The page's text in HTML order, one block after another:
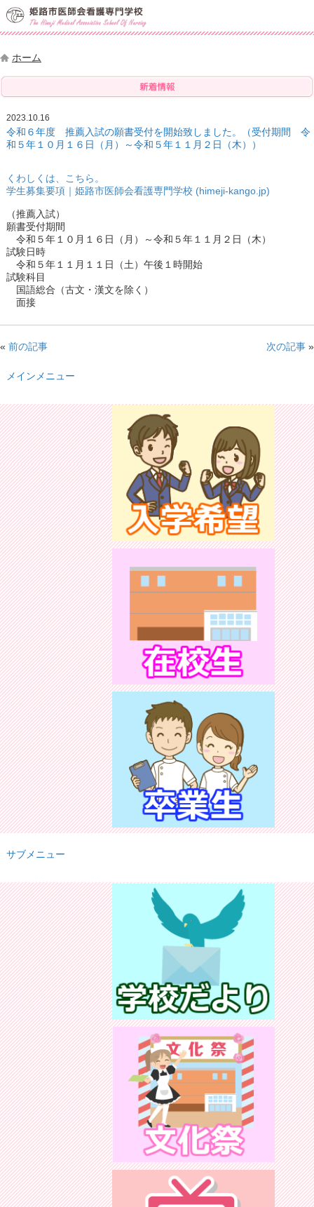
ホーム
2023.10.16
令和６年度 推薦入試の願書受付を開始致しました。（受付期間 令
和５年１０月１６日（月）～令和５年１１月２日（木））
くわしくは、こちら。
学生募集要項｜姫路市医師会看護専門学校 (himeji-kango.jp)
（推薦入試）
願書受付期間
令和５年１０月１６日（月）～令和５年１１月２日（木）
試験日時
令和５年１１月１１日（土）午後１時開始
試験科目
国語総合（古文・漢文を除く）
面接
« 前の記事 次の記事 »
メインメニュー
サブメニュー